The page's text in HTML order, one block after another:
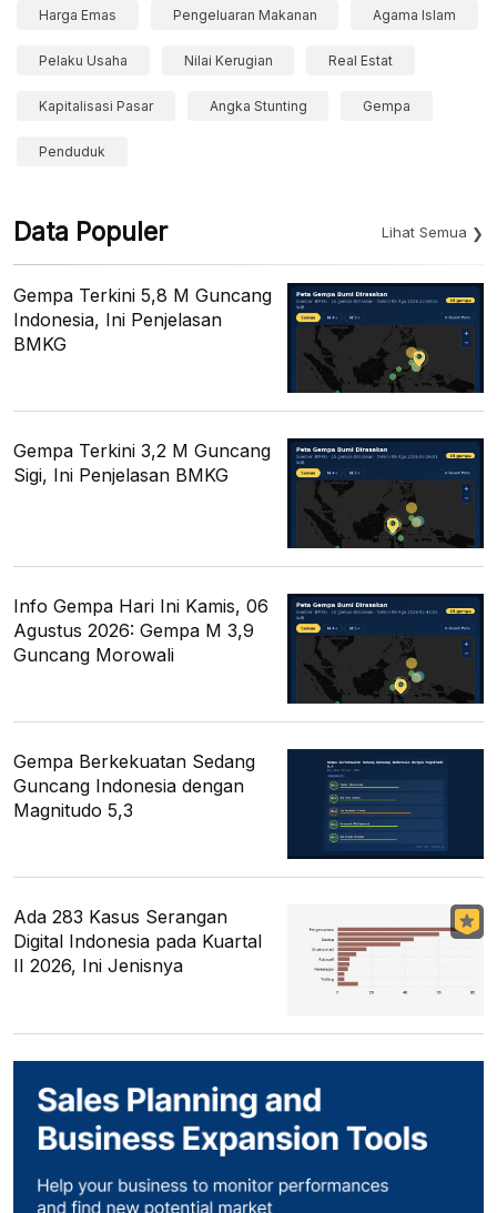
Harga Emas Pengeluaran Makanan Agama Islam
Pelaku Usaha Nilai Kerugian Real Estat
Kapitalisasi Pasar Angka Stunting Gempa
Penduduk
Data Populer Lihat Semua
Gempa Terkini 5,8 M Guncang
Indonesia, Ini Penjelasan
BMKG
Gempa Terkini 3,2 M Guncang
Sigi, Ini Penjelasan BMKG
Info Gempa Hari Ini Kamis, 06
Agustus 2026: Gempa M 3,9
Guncang Morowali
Gempa Berkekuatan Sedang
Guncang Indonesia dengan
Magnitudo 5,3
Ada 283 Kasus Serangan
Digital Indonesia pada Kuartal
II 2026, Ini Jenisnya